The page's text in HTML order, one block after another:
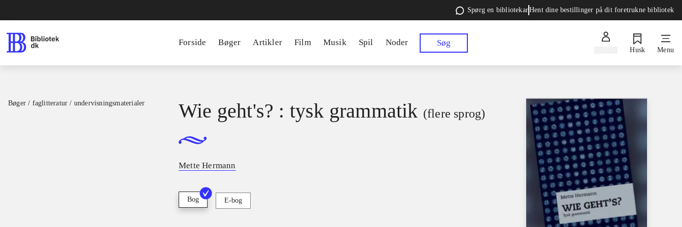
Spørg en bibliotekarHent dine bestillinger på dit foretrukne bibliotek
Forside Bøger Artikler Film Musik Spil Noder Søg
Husk Menu
Bøger / faglitteratur / undervisningsmaterialer Wie geht's? : tysk grammatik (flere sprog)
Mette Hermann
Bog E-bog